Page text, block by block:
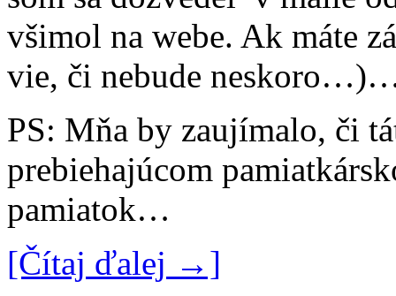
všimol na webe. Ak máte
vie, či nebude
PS: Mňa by zaujímalo, či
prebiehajúcom
pamiatok…
[Čítaj ďalej →]